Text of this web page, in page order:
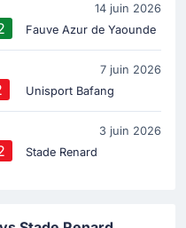
14 juin 2026
Fauve Azur de Yaounde
7 juin 2026
Unisport Bafang
3 juin 2026
Stade Renard